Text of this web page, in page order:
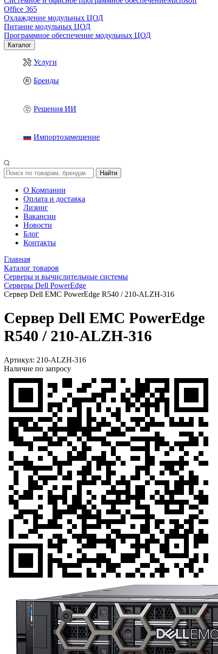
Office 365
Охлаждение модульных ЦОД
Питание модульных ЦОД
Программное обеспечение модульных ЦОД
Каталог
Услуги
Бренды
Решения ИИ
Импортозамещение
Найти
О Компании
Оплата и доставка
Лизинг
Вакансии
Новости
Блог
Контакты
Главная
Каталог товаров
Серверы и вычислительные системы
Серверы Dell PowerEdge
Сервер Dell EMC PowerEdge R540 / 210-ALZH-316
Сервер Dell EMC PowerEdge
R540 / 210-ALZH-316
Артикул: 210-ALZH-316
Наличие по запросу